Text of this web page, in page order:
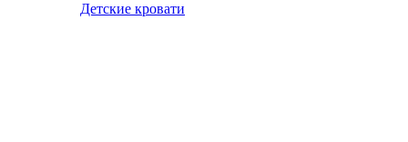
Детские кровати